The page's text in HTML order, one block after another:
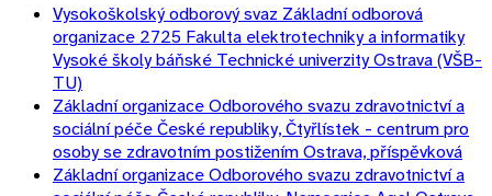
Vysokoškolský odborový svaz Základní odborová
organizace 2725 Fakulta elektrotechniky a informatiky
Vysoké školy báňské Technické univerzity Ostrava (VŠB-
TU)
Základní organizace Odborového svazu zdravotnictví a
sociální péče České republiky, Čtyřlístek - centrum pro
osoby se zdravotním postižením Ostrava, příspěvková
Základní organizace Odborového svazu zdravotnictví a